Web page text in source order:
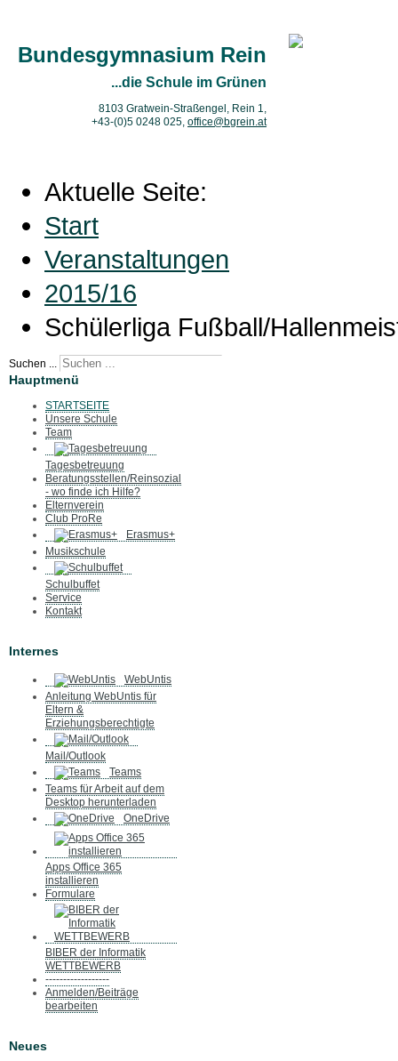
Bundesgymnasium Rein
...die Schule im Grünen
8103 Gratwein-Straßengel, Rein 1,
+43-(0)5 0248 025, office@bgrein.at
Aktuelle Seite:
Start
Veranstaltungen
2015/16
Schülerliga Fußball/
Suchen ...
Hauptmenü
STARTSEITE
Unsere Schule
Team
Tagesbetreuung
Beratungsstellen/Reinsozial
- wo finde ich Hilfe?
Elternverein
Club ProRe
Erasmus+
Musikschule
Schulbuffet
Service
Kontakt
Internes
WebUntis
Anleitung WebUntis für
Eltern &
Erziehungsberechtigte
Mail/Outlook
Teams
Teams für Arbeit auf dem
Desktop herunterladen
OneDrive
Apps Office 365
installieren
Formulare
BIBER der Informatik
WETTBEWERB
------------------
Anmelden/Beiträge
bearbeiten
Neues